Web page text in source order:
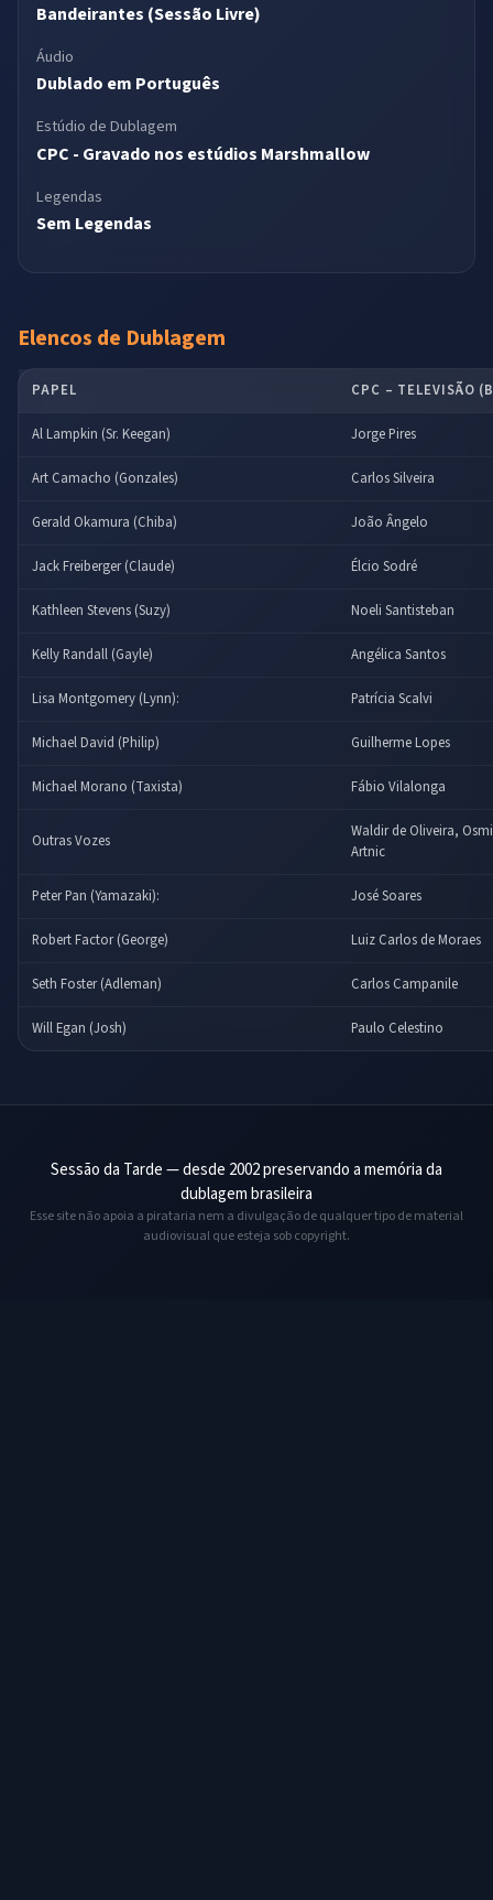
Bandeirantes (Sessão Livre)
Áudio
Dublado em Português
Estúdio de Dublagem
CPC - Gravado nos estúdios Marshmallow
Legendas
Sem Legendas
Elencos de Dublagem
PAPEL CPC – TELEVISÃO
Al Lampkin (Sr. Keegan) Jorge Pires
Art Camacho (Gonzales) Carlos Silveira
Gerald Okamura (Chiba) João Ângelo
Jack Freiberger (Claude) Élcio Sodré
Kathleen Stevens (Suzy) Noeli Santisteban
Kelly Randall (Gayle) Angélica Santos
Lisa Montgomery (Lynn): Patrícia Scalvi
Michael David (Philip) Guilherme Lopes
Michael Morano (Taxista) Fábio Vilalonga
Outras Vozes
Waldir de Oliveira,
Artnic
Peter Pan (Yamazaki): José Soares
Robert Factor (George) Luiz Carlos de Moraes
Seth Foster (Adleman) Carlos Campanile
Will Egan (Josh) Paulo Celestino
Sessão da Tarde — desde 2002 preservando a memória da
dublagem brasileira
Esse site não apoia a pirataria nem a divulgação de qualquer tipo de material
audiovisual que esteja sob copyright.